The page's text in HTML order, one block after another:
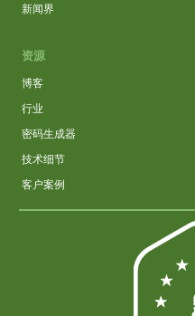
新闻界
资源
博客
行业
密码生成器
技术细节
客户案例